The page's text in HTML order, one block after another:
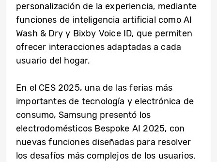
personalización de la experiencia, mediante
funciones de inteligencia artificial como AI
Wash & Dry y Bixby Voice ID, que permiten
ofrecer interacciones adaptadas a cada
usuario del hogar.
En el CES 2025, una de las ferias más
importantes de tecnología y electrónica de
consumo, Samsung presentó los
electrodomésticos Bespoke AI 2025, con
nuevas funciones diseñadas para resolver
los desafíos más complejos de los usuarios.